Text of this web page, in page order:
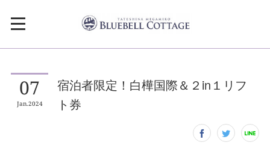
07
Jan 2024
宿泊者限定！白樺国際＆２in１リフ
ト券